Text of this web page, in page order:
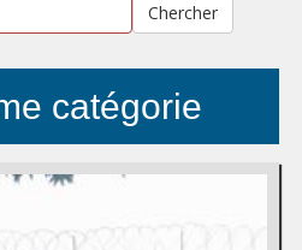
Chercher
catégorie